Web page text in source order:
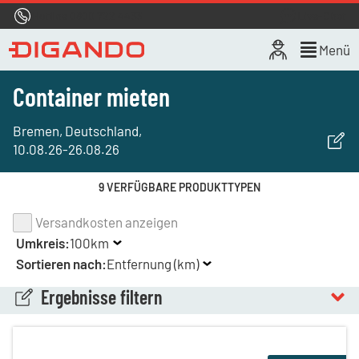
Menü
Container mieten
Bremen, Deutschland,
10.08.26-26.08.26
9 VERFÜGBARE PRODUKTTYPEN
Ergebnisse filtern
Versandkosten anzeigen
Umkreis:100km
Sortieren nach:Entfernung (km)